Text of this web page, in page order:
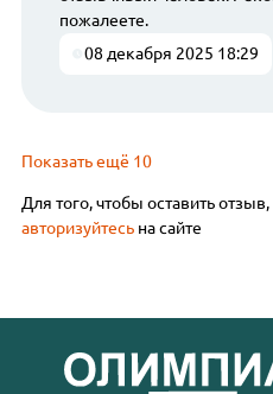
пожалеете.
08 декабря 2025 18:29
Показать ещё 10
Для того, чтобы оставить отзыв,
авторизуйтесь на сайте